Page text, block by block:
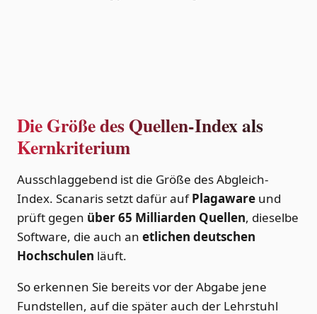
Die Größe des Quellen-Index als
Kernkriterium
Ausschlaggebend ist die Größe des Abgleich-
Index. Scanaris setzt dafür aufPlagaware und
prüft gegen über 65 Milliarden Quellen, dieselbe
Software, die auch an etlichen deutschen
Hochschulen läuft.
So erkennen Sie bereits vor der Abgabe jene
Fundstellen, auf die später auch der Lehrstuhl